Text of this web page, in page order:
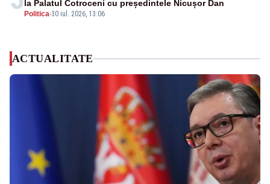
Politica-30 iul. 2026, 13:06
la Palatul Cotroceni cu președintele Nicușor Dan
ACTUALITATE